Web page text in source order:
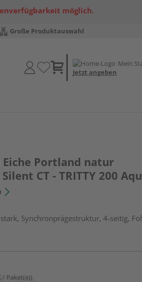
möglich.
Große Produktauswahl
Mein
Jetzt angeben
Portland natur
CT - TRITTY 200
Synchronprägestruktur, 4-seitig,
/ Paket(e))